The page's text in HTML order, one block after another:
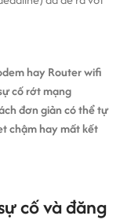
hay Router wifi
cố rớt mạng
đơn giản có thể tự
chậm hay mất kết
cố và đăng